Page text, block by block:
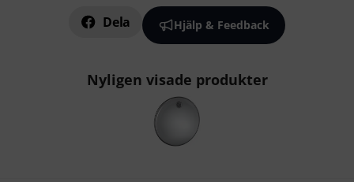
Dela Hjälp & Feedback
Nyligen visade produkter